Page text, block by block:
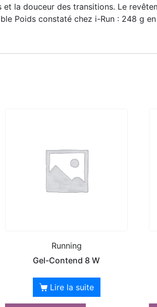
la douceur des transitions. Le
Poids constaté chez i-Run : 248 g
Running
Gel-Contend 8 W
Lire la suite